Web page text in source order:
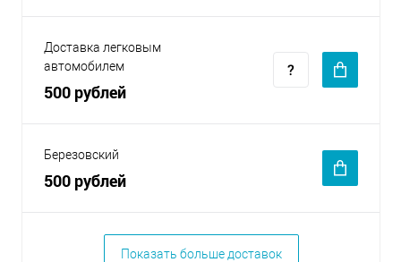
Доставка легковым
автомобилем
500 рублей
Березовский
500 рублей
Показать больше доставок